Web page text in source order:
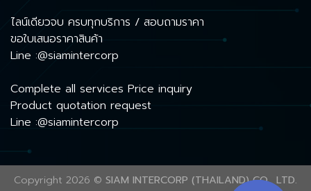
ไลน์เดียวจบ ครบทุกบริการ / สอบถามราคา
ขอใบเสนอราคาสินค้า
Line :@siamintercorp
Complete all services Price inquiry
Product quotation request
Line :@siamintercorp
Copyright 2026 © SIAM INTERCORP (THAILAND) CO., LTD.